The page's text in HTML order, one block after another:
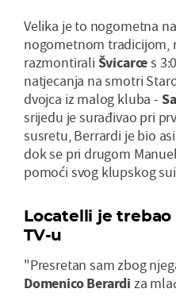
Velika je to nogometna
nogometnom tradicijom,
razmontirali Švicarces
natjecanja na smotri
dvojca iz malog kluba -
srijedu je surađivao pri
susretu, Berrardi je bio
dok se pri drugom
pomoći svog klupskog
Locatelli je
TV-u
"Presretan sam zbog
Domenico Berardi za